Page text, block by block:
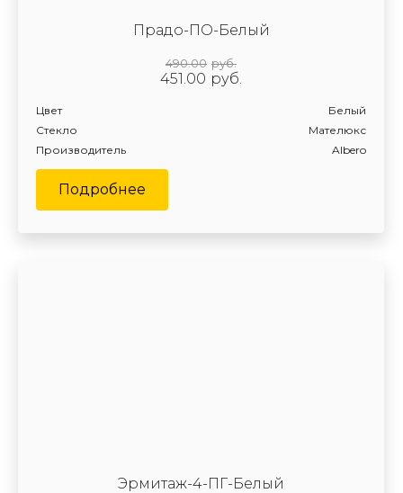
Прадо-ПО-Белый
руб.
490.00
руб.
451.00
Цвет Белый
Производитель Albero
Стекло Мателюкс
Подробнее
Эрмитаж-4-ПГ-Белый